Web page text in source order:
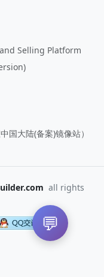
Selling Platform
国大陆(备案)镜像站）
all rights
💬